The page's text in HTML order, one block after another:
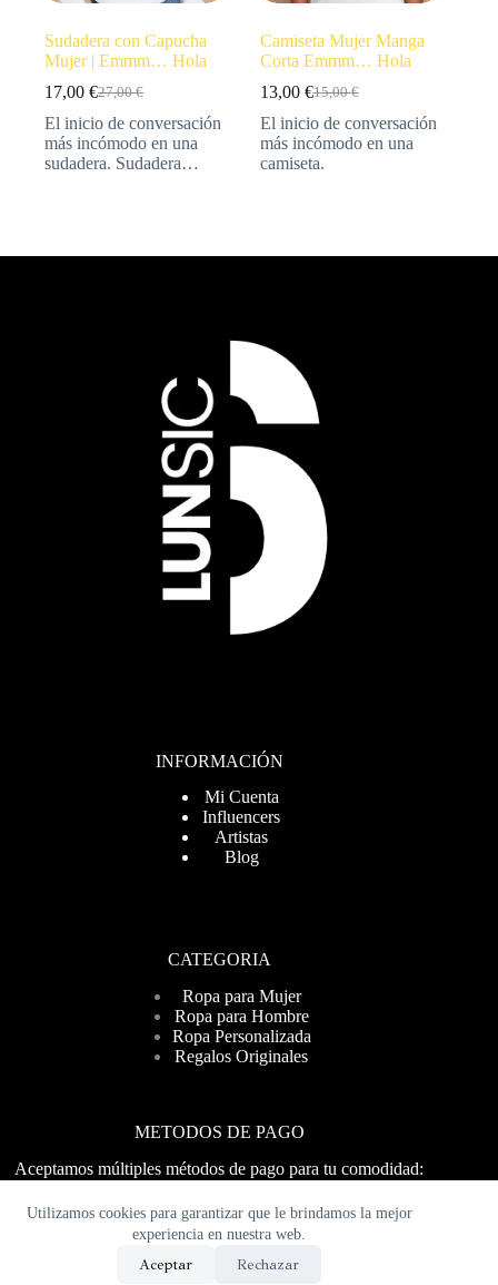
Utilizamos cookies para garantizar que le brindamos la mejor
experiencia en nuestra web.
Aceptar Rechazar
Sudadera con Capucha
Mujer | Emmm… Hola
27,00€
17,00 €
El inicio de conversación
más incómodo en una
sudadera. Sudadera…
Camiseta Mujer Manga
Corta Emmm… Hola
15,00€
13,00 €
El inicio de conversación
más incómodo en una
camiseta.
INFORMACIÓN
Mi Cuenta
Influencers
Artistas
Blog
CATEGORIA
Ropa para Mujer
Ropa para Hombre
Ropa Personalizada
Regalos Originales
METODOS DE PAGO
Aceptamos múltiples métodos de pago para tu comodidad:
Políticas de Cookies Política de Privacidad
Políticas de Devoluciones